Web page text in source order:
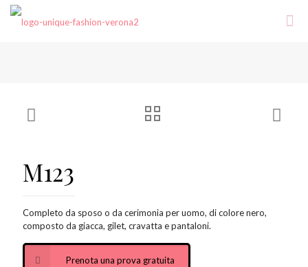
M123
Completo da sposo o da cerimonia per uomo, di colore nero,
composto da giacca, gilet, cravatta e pantaloni.
Prenota una prova gratuita